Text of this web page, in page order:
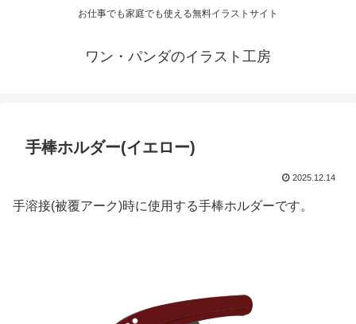
お仕事でも家庭でも使える無料イラストサイト
ワン・パンダのイラスト工房
手棒ホルダー(イエロー)
2025.12.14
手溶接(被覆アーク)時に使用する手棒ホルダーです。